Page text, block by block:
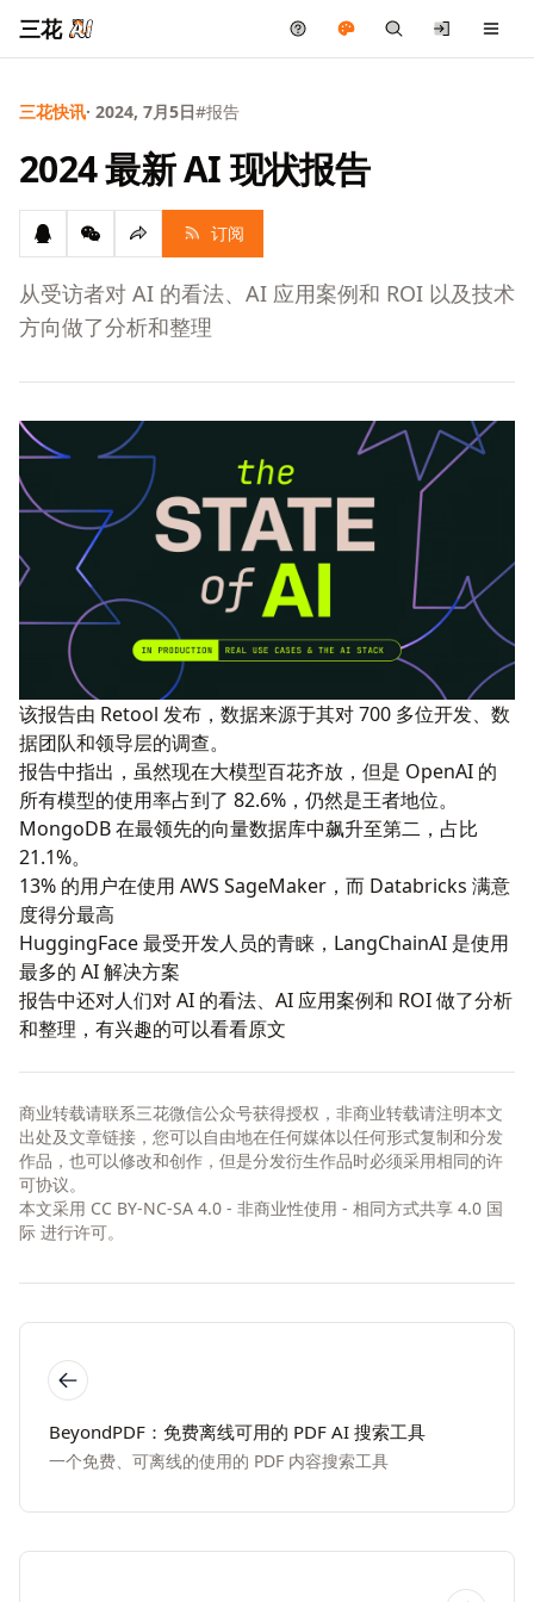
三花
三花快讯· 2024, 7月5日#报告
2024 最新 AI 现状报告
订阅
从受访者对 AI 的看法、AI 应用案例和 ROI 以及技术
方向做了分析和整理
该报告由 Retool 发布，数据来源于其对 700 多位开发、数
据团队和领导层的调查。
报告中指出，虽然现在大模型百花齐放，但是 OpenAI 的
所有模型的使用率占到了 82.6%，仍然是王者地位。
MongoDB在最领先的向量数据库中飙升至第二，占比
21.1%。
13% 的用户在使用 AWS SageMaker ，而 Databricks 满意
度得分最高
HuggingFace最受开发人员的青睐， LangChainAI 是使用
最多的 AI 解决方案
报告中还对人们对 AI 的看法、AI 应用案例和 ROI 做了分析
和整理，有兴趣的可以看看原文
商业转载请联系三花微信公众号获得授权，非商业转载请注明本文
出处及文章链接，您可以自由地在任何媒体以任何形式复制和分发
作品，也可以修改和创作，但是分发衍生作品时必须采用相同的许
可协议。
本文采用 CC BY-NC-SA 4.0 - 非商业性使用 - 相同方式共享 4.0 国
际 进行许可。
BeyondPDF：免费离线可用的 PDF AI 搜索工具
一个免费、可离线的使用的 PDF 内容搜索工具